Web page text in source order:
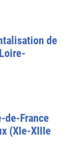
de
de-France
(XIe-XIIIe